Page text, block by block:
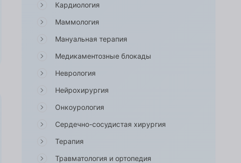
Кардиология
Маммология
Мануальная терапия
Медикаментозные блокады
Неврология
Нейрохирургия
Онкоурология
Сердечно-сосудистая хирургия
Терапия
Травматология и ортопедия